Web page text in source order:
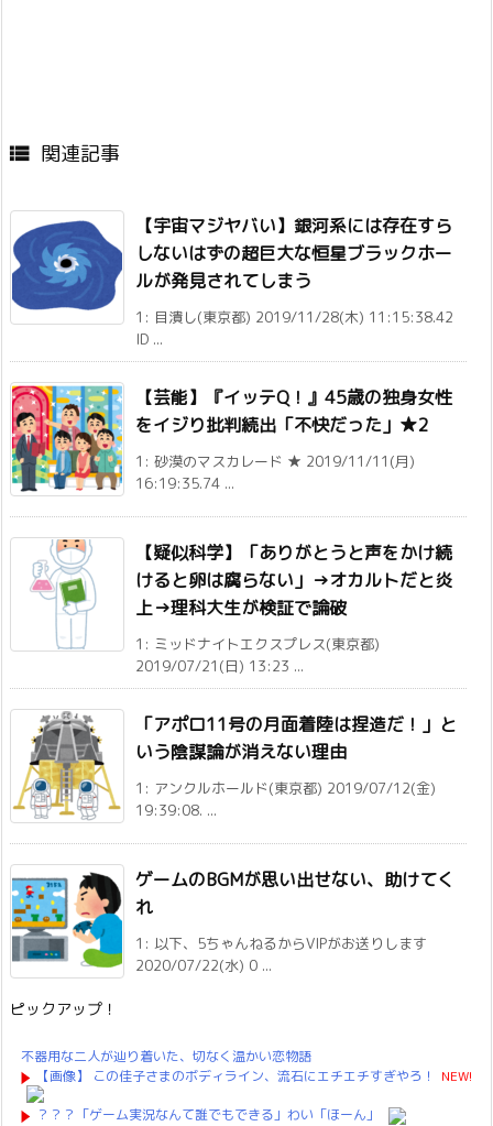
 関連記事
【宇宙マジヤバい】銀河系には存在すら
しないはずの超巨大な恒星ブラックホー
ルが発見されてしまう
1: 目潰し(東京都) 2019/11/28(木) 11:15:38.42
ID ...
【芸能】『イッテQ！』45歳の独身女性
をイジり批判続出「不快だった」★2
1: 砂漠のマスカレード ★ 2019/11/11(月)
16:19:35.74 ...
【疑似科学】「ありがとうと声をかけ続
けると卵は腐らない」→オカルトだと炎
上→理科大生が検証で論破
1: ミッドナイトエクスプレス(東京都)
2019/07/21(日) 13:23 ...
「アポロ11号の月面着陸は捏造だ！」と
いう陰謀論が消えない理由
1: アンクルホールド(東京都) 2019/07/12(金)
19:39:08. ...
ゲームのBGMが思い出せない、助けてく
れ
1: 以下、5ちゃんねるからVIPがお送りします
2020/07/22(水) 0 ...
ピックアップ！
不器用な二人が辿り着いた、切なく温かい恋物語
【画像】 この佳子さまのボディライン、流石にエチエチすぎやろ！
NEW!
？？？「ゲーム実況なんて誰でもできる」わい「ほーん」